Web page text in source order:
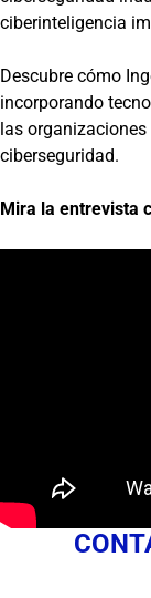
ciberinteligencia
Descubre cómo
incorporando
las
ciberseguridad.
Mira la entrevista